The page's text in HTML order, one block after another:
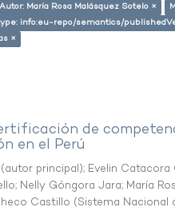
Autor: María Rosa Malásquez Sotelo ×
info:eu-repo/semantics/
×
de
en el Perú
principal); Evelin Catacora
; Nelly Góngora Jara; María
Castillo (Sistema Nacional